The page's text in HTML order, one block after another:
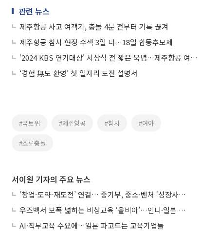
관련 뉴스
제주항공 사고 여객기, 충돌 4분 전부터 기록 끊겨
제주항공 참사 현장 수색 3일 더…18일 합동추모제
‘2024 KBS 연기대상' 시상식 전 짧은 묵념…제주항공 여객기 희생자 추모
‘경험 無도 환영’ 첫 일자리 도전 설명서
#국토위 #제주항공 #참사 #여야
#조류충돌
서이원 기자의 주요 뉴스
‘창업-도약-재도전’ 연결… 중기부, 중소·벤처 ‘성장사다리’ 짓는다
우즈벡서 보폭 넓히는 비상교육 ‘올비아’…인니·일본 진출 타진
AI·직무교육 수요에…일본 파고드는 교육기업들